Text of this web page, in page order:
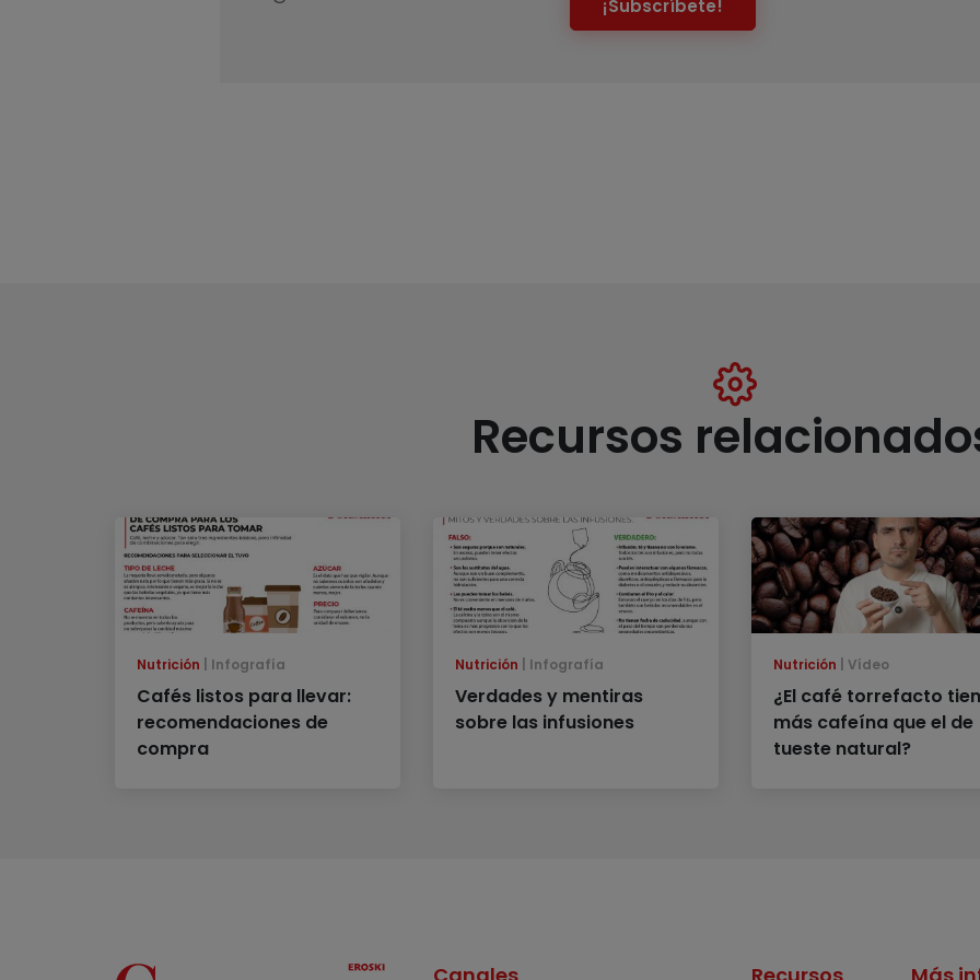
¡Subscríbete!
Recursos
Nutrición Infografía
Cafés listos para llevar:
recomendaciones de
compra
Nutrición Infografía
Verdades y mentiras
sobre las infusiones
Nutrición Vídeo
¿El café torrefacto
más cafeína que el de
tueste natural?